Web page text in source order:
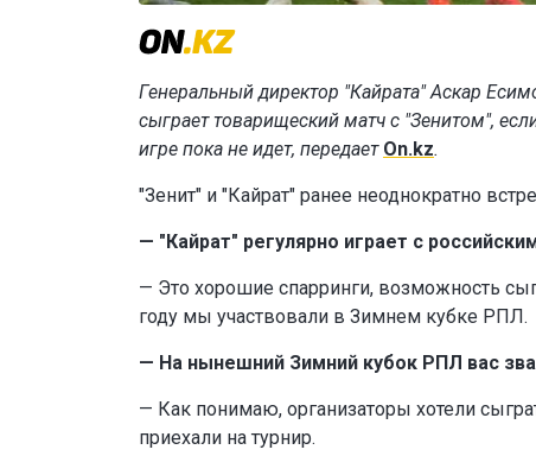
Генеральный директор "Кайрата" Аскар
сыграет товарищеский матч с "Зенитом",
игре пока не идет, передает On.kz.
"Зенит" и "Кайрат" ранее неоднократно
— "Кайрат" регулярно играет с
— Это хорошие спарринги, возможность
году мы участвовали в Зимнем кубке РПЛ.
— На нынешний Зимний кубок РПЛ вас
— Как понимаю, организаторы хотели
приехали на турнир.